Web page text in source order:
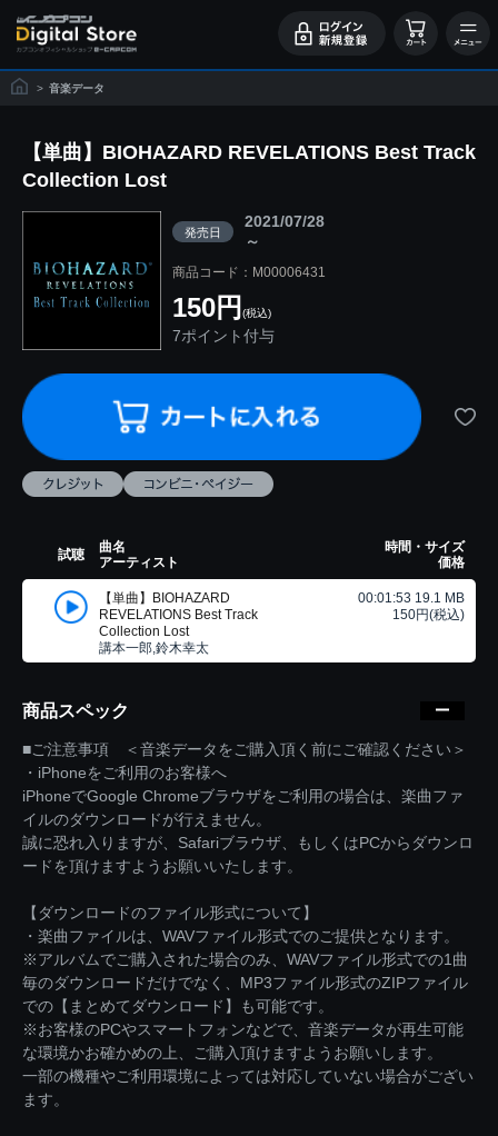
> 音楽データ
【単曲】BIOHAZARD REVELATIONS Best Track
Collection Lost
発売日
2021/07/28
～
商品コード：M00006431
150円 (税込)
7ポイント付与
試聴
曲名
アーティスト
時間・サイズ
価格
【単曲】BIOHAZARD
REVELATIONS Best Track
Collection Lost
講本一郎,鈴木幸太
00:01:53 19.1 MB
150円(税込)
商品スペック
■ご注意事項 ＜音楽データをご購入頂く前にご確認ください＞
・iPhoneをご利用のお客様へ
iPhoneでGoogle Chromeブラウザをご利用の場合は、楽曲ファ
イルのダウンロードが行えません。
誠に恐れ入りますが、Safariブラウザ、もしくはPCからダウンロ
ードを頂けますようお願いいたします。
【ダウンロードのファイル形式について】
・楽曲ファイルは、WAVファイル形式でのご提供となります。
※アルバムでご購入された場合のみ、WAVファイル形式での1曲
毎のダウンロードだけでなく、MP3ファイル形式のZIPファイル
での【まとめてダウンロード】も可能です。
※お客様のPCやスマートフォンなどで、音楽データが再生可能
な環境かお確かめの上、ご購入頂けますようお願いします。
一部の機種やご利用環境によっては対応していない場合がござい
ます。